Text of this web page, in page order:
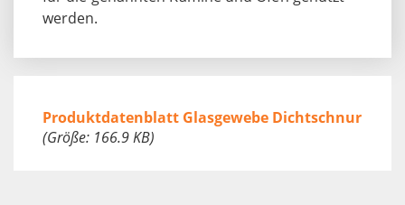
werden.
Produktdatenblatt Glasgewebe Dichtschnur
(Größe: 166.9 KB)